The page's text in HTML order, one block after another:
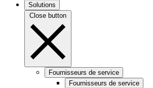
Solutions
Close button
Fournisseurs de service
Fournisseurs de service